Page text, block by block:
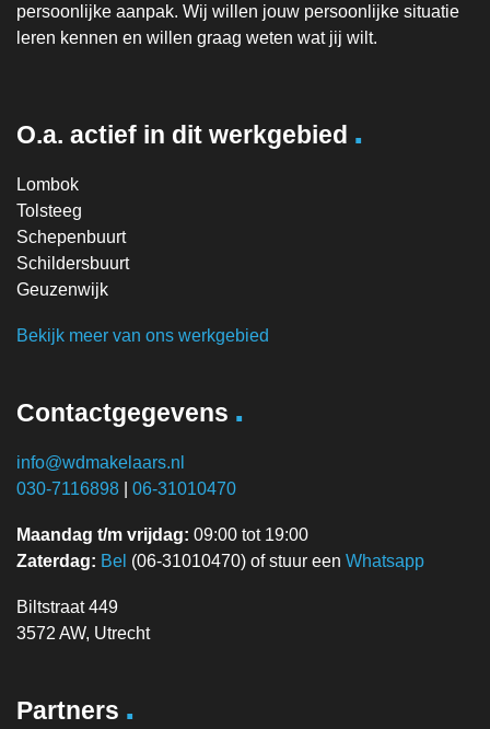
persoonlijke aanpak. Wij willen jouw persoonlijke situatie
leren kennen en willen graag weten wat jij wilt.
O.a. actief in dit werkgebied .
Lombok
Tolsteeg
Schepenbuurt
Schildersbuurt
Geuzenwijk
Bekijk meer van ons werkgebied
Contactgegevens .
info@wdmakelaars.nl
030-7116898
06-31010470
Maandag t/m vrijdag: 09:00 tot 19:00
Zaterdag: Bel (06-31010470) of stuur een Whatsapp
Biltstraat 449
3572 AW, Utrecht
Partners .